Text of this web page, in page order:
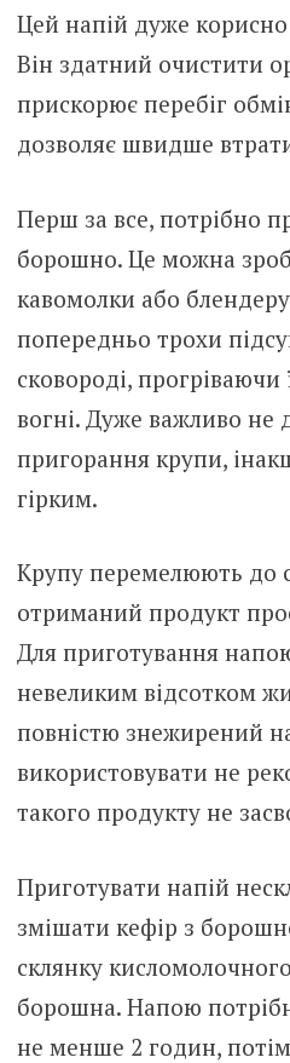
Цей напій дуже
Він здатний очистити
прискорює перебіг
дозволяє швидше
Перш за все, потрібно
борошно. Це можна
кавомолки або
попередньо трохи
сковороді, прогріваючи
вогні. Дуже важливо не
пригорання крупи,
гірким.
Крупу перемелюють до
отриманий продукт
Для приготування
невеликим відсотком
повністю знежирений
використовувати не
такого продукту не
Приготувати напій
змішати кефір з
склянку
борошна. Напою
не менше 2 годин,